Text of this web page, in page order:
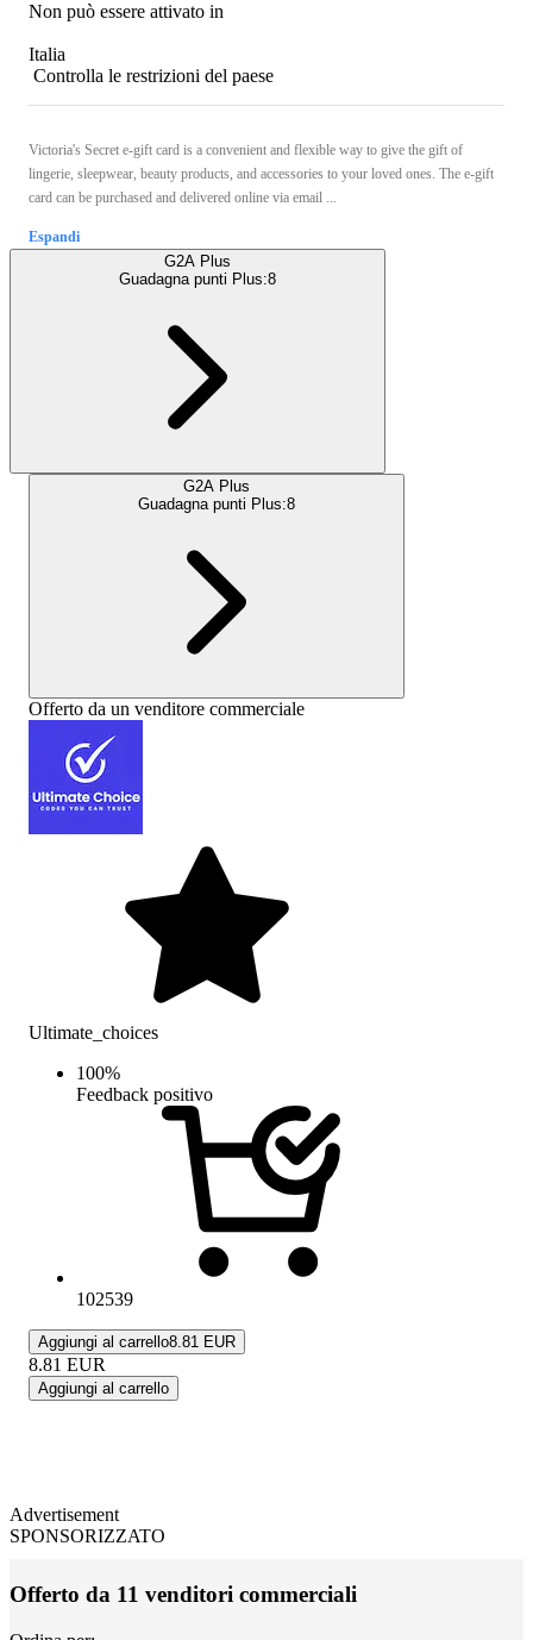
Non può essere attivato in
Italia
Controlla le restrizioni del paese
Victoria's Secret e-gift card is a convenient and flexible way to give the gift of
lingerie, sleepwear, beauty products, and accessories to your loved ones. The e-gift
card can be purchased and delivered online via email ...
Espandi
G2A Plus
Guadagna punti Plus:8
G2A Plus
Guadagna punti Plus:8
Offerto da un venditore commerciale
Ultimate_choices
100%
Feedback positivo
102539
Aggiungi al carrello8.81 EUR
8.81 EUR
Aggiungi al carrello
Advertisement
SPONSORIZZATO
Offerto da 11 venditori commerciali